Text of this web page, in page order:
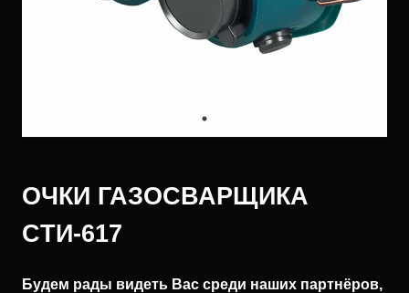
ОЧКИ ГАЗОСВАРЩИКА
CTИ-617
Будем рады видеть Вас среди наших партнёров,